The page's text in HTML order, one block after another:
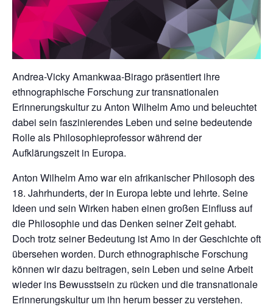
Andrea-Vicky Amankwaa-Birago präsentiert ihre
ethnographische Forschung zur transnationalen
Erinnerungskultur zu Anton Wilhelm Amo und beleuchtet
dabei sein faszinierendes Leben und seine bedeutende
Rolle als Philosophieprofessor während der
Aufklärungszeit in Europa.
Anton Wilhelm Amo war ein afrikanischer Philosoph des
18. Jahrhunderts, der in Europa lebte und lehrte. Seine
Ideen und sein Wirken haben einen großen Einfluss auf
die Philosophie und das Denken seiner Zeit gehabt.
Doch trotz seiner Bedeutung ist Amo in der Geschichte oft
übersehen worden. Durch ethnographische Forschung
können wir dazu beitragen, sein Leben und seine Arbeit
wieder ins Bewusstsein zu rücken und die transnationale
Erinnerungskultur um ihn herum besser zu verstehen.